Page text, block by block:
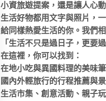
小資旅遊提案，還是讓人心
生活好物都用文字與照片，
給同樣熱愛生活的你。我們相
「生活不只是過日子，更要
在這裡，你可以找到：
在地小吃與異國料理的美味
國內外輕旅行的行程推薦與
生活市集、創意活動、親子